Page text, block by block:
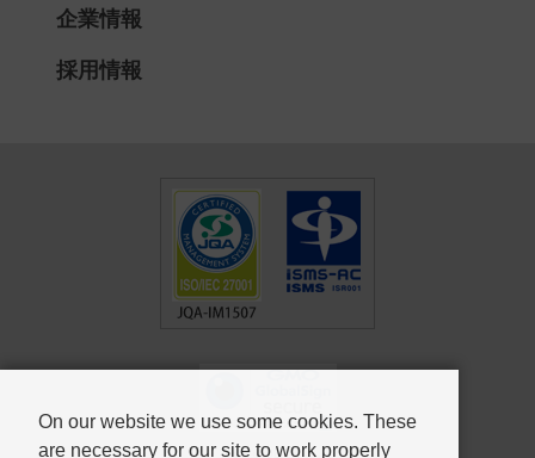
企業情報
採用情報
On our website we use some cookies. These
are necessary for our site to work properly